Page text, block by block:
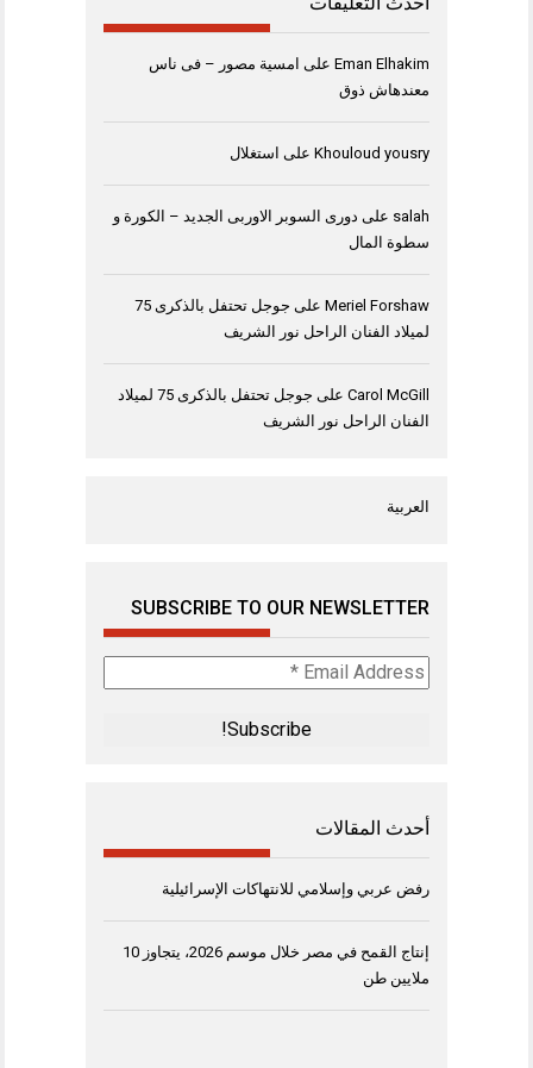
Eman Elhakim على امسية مصور – فى ناس
معندهاش ذوق
Khouloud yousry على استغلال
salah على دورى السوبر الاوربى الجديد – الكورة و
سطوة المال
Meriel Forshaw على
جوجل تحتفل بالذكرى 75
لميلاد الفنان الراحل نور الشريف
Carol McGill على
جوجل تحتفل بالذكرى 75 لميلاد
الفنان الراحل نور الشريف
العربية
SUBSCRIBE TO OUR NEWSLETTER
Email
Address
أحدث المقالات
رفض عربي وإسلامي للانتهاكات الإسرائيلية
إنتاج القمح في مصر خلال موسم 2026، يتجاوز 10
ملايين طن